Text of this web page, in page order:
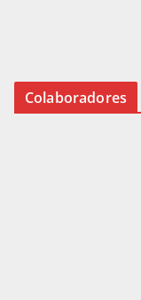
Colaboradores